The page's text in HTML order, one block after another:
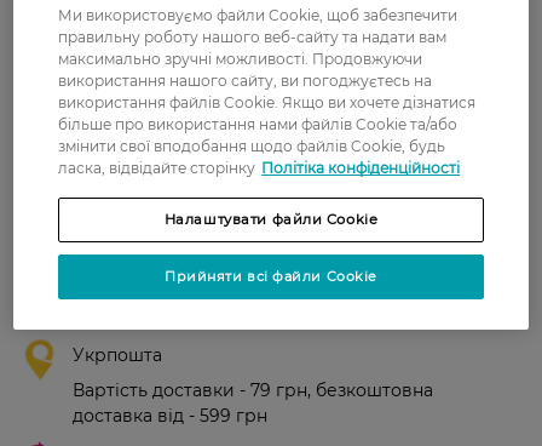
0
З 0 відгуків
0 відгуків
Доставка
Нова пошта
У відділення Нової пошти - 99 грн,
Укрпошта
Вартість доставки - 79 грн, безкоштовна
доставка від - 599 грн
Ми використовуємо файли Cookie, щоб забезпечити
правильну роботу нашого веб-сайту та надати вам
максимально зручні можливості. Продовжуючи
використання нашого сайту, ви погоджуєтесь на
використання файлів Cookie. Якщо ви хочете дізнатися
більше про використання нами файлів Cookie та/або
змінити свої вподобання щодо файлів Cookie, будь
ласка, відвідайте сторінку Політіка конфіденційності
Налаштувати файли Cookie
Прийняти всі файли Cookie